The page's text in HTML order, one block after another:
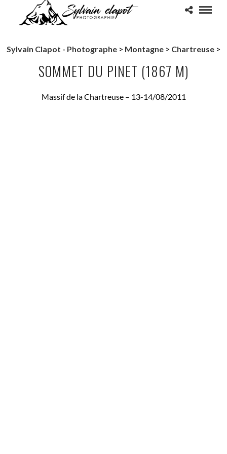
Sylvain Clapot - Photographe > Montagne > Chartreuse >
SOMMET DU PINET (1867 M)
Massif de la Chartreuse – 13-14/08/2011